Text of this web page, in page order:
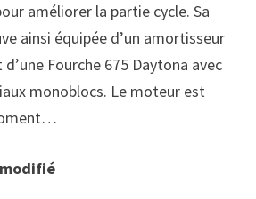
améliorer la partie cycle. Sa
ainsi équipée d’un amortisseur
Fourche 675 Daytona avec
monoblocs. Le moteur est